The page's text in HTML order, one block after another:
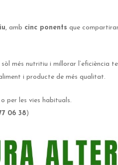
, amb cinc ponents que
més nutritiu i millorar l’eficiència
i producte de més qualitat.
per les vies habituals.
06 38)